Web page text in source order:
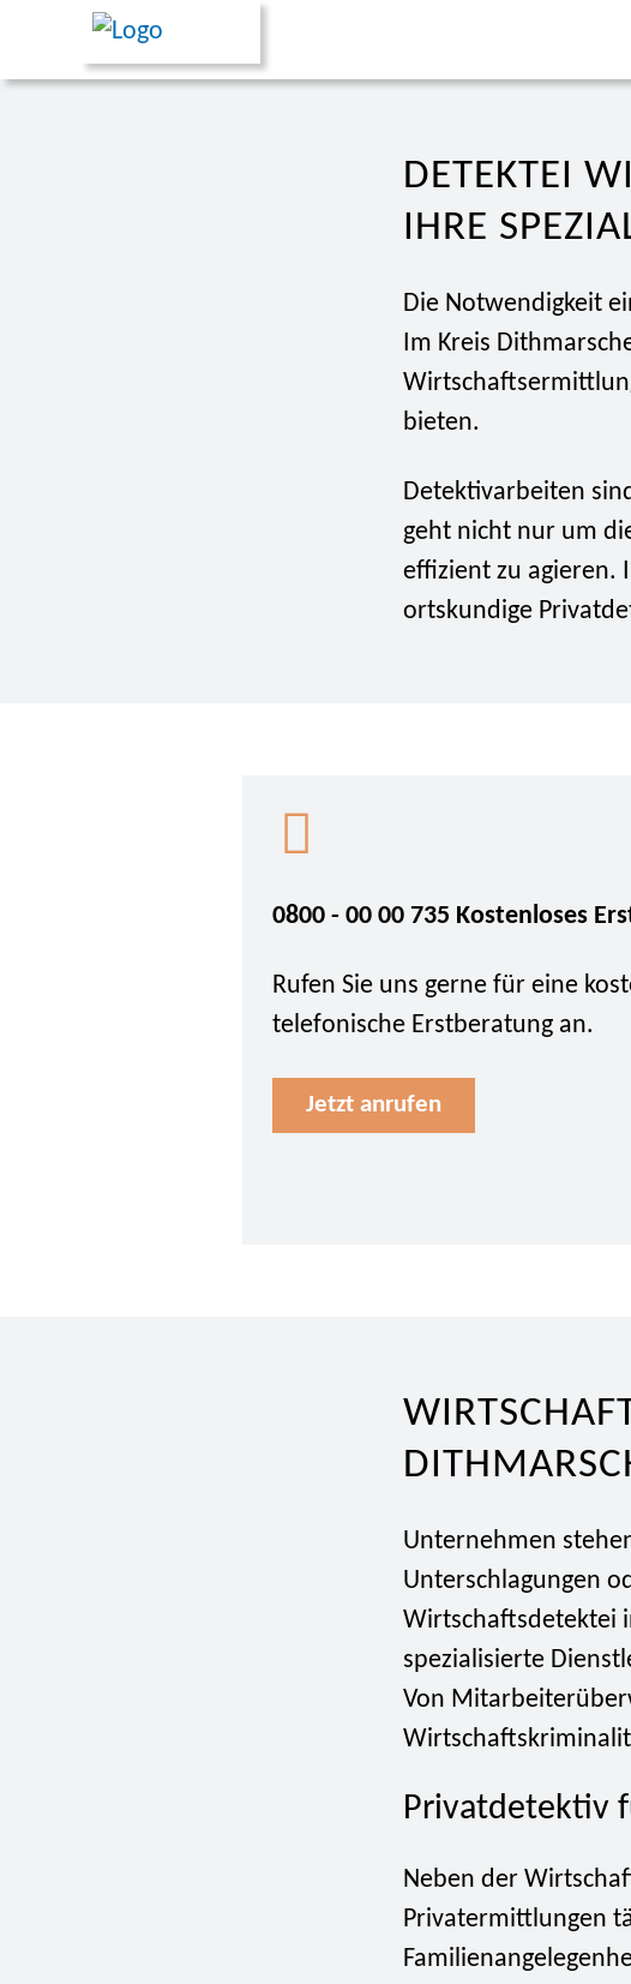
DETEKTEI
IHRE
Die Notwendigkeit
Im Kreis
bieten.
Detektivarbeiten
geht nicht nur um
effizient zu agieren.
ortskundige
0800 - 00 00 735 Kostenloses
Rufen Sie uns gerne für eine
telefonische Erstberatung an.
Jetzt anrufen
Unternehmen
Unterschlagungen
Wirtschaftsdetektei
spezialisierte
Von
Privatdetektiv
Neben der
Privatermittlungen